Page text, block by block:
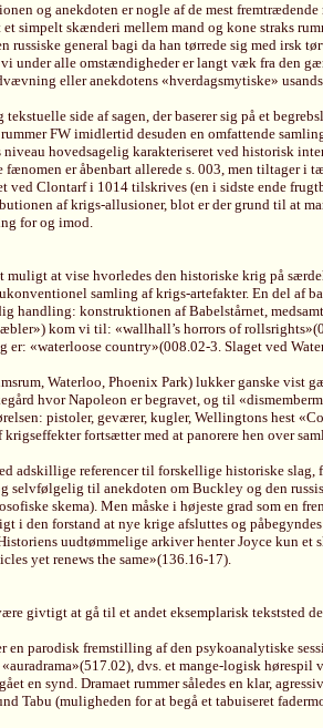
og anekdoten er nogle af de mest
simpelt skænderi mellem mand og kone straks
russiske general bagi da han tørrede sig med irsk
vi under alle omstændigheder er langt væk fra den
eller anekdotens «hverdagsmytiske»
side af sagen, der baserer sig på et
FW imidlertid desuden en omfattende
hovedsagelig karakteriseret ved historisk
fænomen er åbenbart allerede s. 003, men tiltager
ved Clontarf i 1014 tilskrives (en i sidste ende
af krigs-allusioner, blot er der grund til at
for og imod.
at vise hvorledes den historiske krig på
samling af krigs-artefakter. En del af
handling: konstruktionen af Babelstårnet,
kom vi til: «wallhall’s horrors of
er: «waterloose country»(008.02-3. Slaget ved
Waterloo, Phoenix Park) lukker ganske vist
hvor Napoleon er begravet, og til
pistoler, geværer, kugler, Wellingtons hest
fortsætter med at panorere hen over
adskillige referencer til forskellige historiske
selvfølgelig til anekdoten om Buckley og den
skema). Men måske i højeste grad som en
i den forstand at nye krige afsluttes og
uudtømmelige arkiver henter Joyce kun
yet renews the same»(136.16-17).
givtigt at gå til et andet eksemplarisk tekststed
en parodisk fremstilling af den psykoanalytiske
dvs. et mange-logisk hørespil
en synd. Dramaet rummer således en klar,
Tabu (muligheden for at begå et tabuiseret